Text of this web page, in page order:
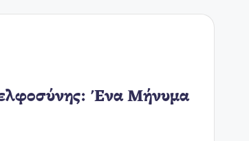
Ένα Μήνυμα